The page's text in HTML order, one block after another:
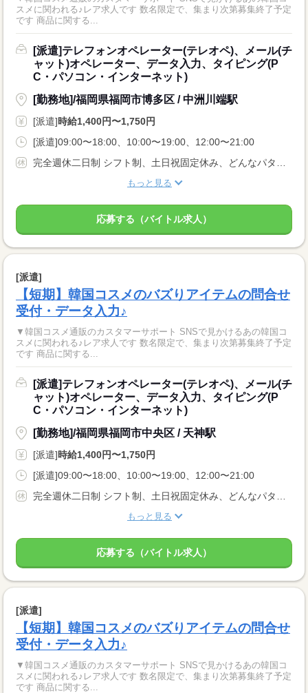
スメに関われる♪レア求人です 数名限定で、集まり次第募集終了予定
です 商品に関する...
[派遣]テレフォンオペレーター(テレオペ)、メール(チ
ャット)オペレーター、データ入力、タイピング(P
C・パソコン・インターネット)
[勤務地]/福岡県福岡市博多区 / 中洲川端駅
[派遣]時給1,400円〜1,750円
[派遣]09:00〜18:00、10:00〜19:00、12:00〜21:00
もっと見る
応募する（バイトル求人）
[派遣]
【短期】韓国コスメのバズりアイテムの問合せ
受付・データ入力♪
▼韓国コスメ通販のカスタマーサポート SNSで見かけるあの韓国コ
スメに関われる♪レア求人です 数名限定で、集まり次第募集終了予定
です 商品に関する...
[派遣]テレフォンオペレーター(テレオペ)、メール(チ
ャット)オペレーター、データ入力、タイピング(P
C・パソコン・インターネット)
[勤務地]/福岡県福岡市中央区 / 天神駅
[派遣]時給1,400円〜1,750円
[派遣]09:00〜18:00、10:00〜19:00、12:00〜21:00
もっと見る
応募する（バイトル求人）
[派遣]
【短期】韓国コスメのバズりアイテムの問合せ
受付・データ入力♪
▼韓国コスメ通販のカスタマーサポート SNSで見かけるあの韓国コ
スメに関われる♪レア求人です 数名限定で、集まり次第募集終了予定
です 商品に関する...